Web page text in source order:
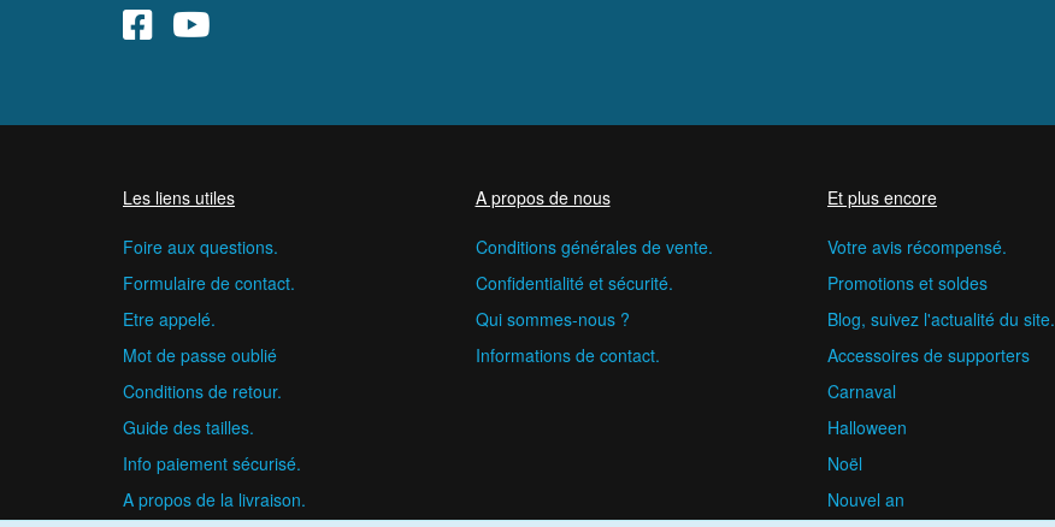
Les liens utiles
Foire aux questions.
Formulaire de contact.
Etre appelé.
Mot de passe oublié
Conditions de retour.
Guide des tailles.
Info paiement sécurisé.
A propos de la livraison.
A propos de nous
Conditions générales de vente.
Confidentialité et sécurité.
Qui sommes-nous ?
Informations de contact.
Et plus encore
Votre avis récompensé.
Promotions et soldes
Blog, suivez l'actualité du site.
Accessoires de supporters
Carnaval
Halloween
Noël
Nouvel an